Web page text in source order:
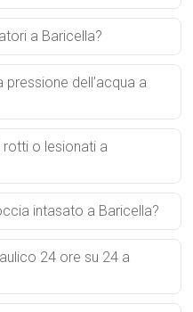
a Baricella?
dell’acqua a
rotti o lesionati a
intasato a Baricella?
24 ore su 24 a